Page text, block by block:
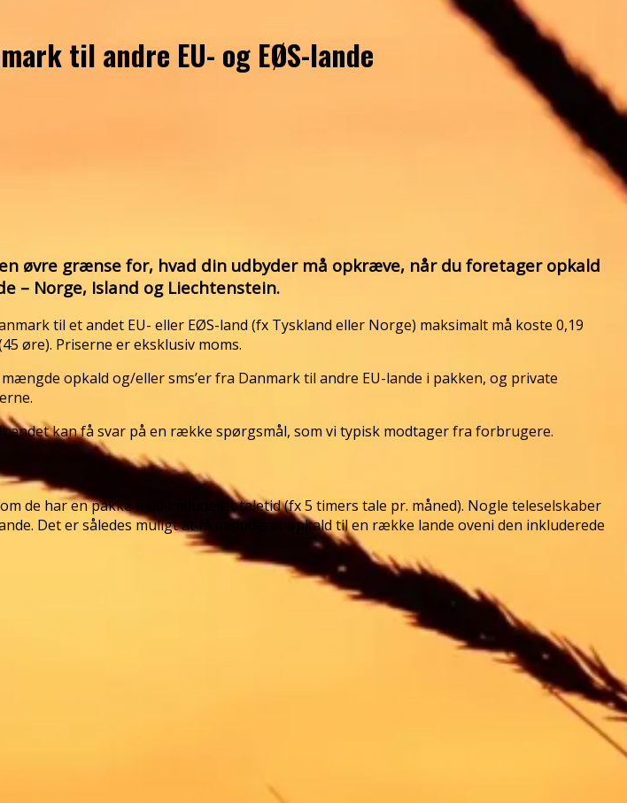
til andre EU- og EØS-lande
grænse for, hvad din udbyder må opkræve, når du foretager opkald
– Norge, Island og Liechtenstein.
til et andet EU- eller EØS-land (fx Tyskland eller Norge) maksimalt må koste 0,19
øre). Priserne er eksklusiv moms.
opkald og/eller sms’er fra Danmark til andre EU-lande i pakken, og private
andet kan få svar på en række spørgsmål, som vi typisk modtager fra forbrugere.
de har en pakke med inkluderet taletid (fx 5 timers tale pr. måned). Nogle teleselskaber
Det er således muligt at få inkluderet opkald til en række lande oveni den inkluderede